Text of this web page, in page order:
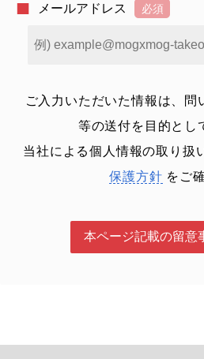
メールアドレス
ご入力いただいた情報は、
等の送付を目的とし
当社による個人情報の取り扱
保護方針 をご
本ページ記載の留意